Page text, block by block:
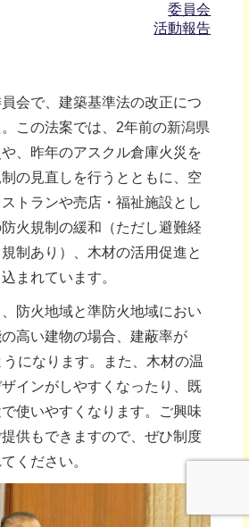
委員会
活動報告
会で、建築基準法の改正につ
この法案では、2年前の新潟県
、昨年のアスクル倉庫火災を
の見直しを行うとともに、空
トランや売店・福祉施設とし
火規制の緩和（ただし避難経
制あり）、木材の活用促進と
まれています。
防火地域と準防火地域におい
高い建物の場合、建蔽率が
になります。また、木材の温
インがしやすくなったり、既
使いやすくなります。ご興味
供もできますので、ぜひ制度
ください。